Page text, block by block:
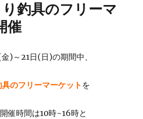
釣具のフリーマ
催
)～21日(日)の期間中、
具のフリーマーケット を
催時間は10時~16時と